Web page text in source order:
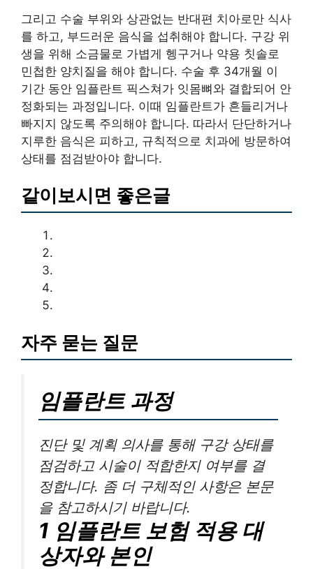
그리고 수술 부위와 상관없는 반대편 치아로만 식사
를 하고, 부드러운 음식을 섭취해야 합니다. 구강 위
생을 위해 소금물로 가볍게 헹구거나 약용 칫솔로
민첩한 양치질을 해야 합니다. 수술 후 34개월 이
기간 동안 임플란트 픽스쳐가 잇몸뼈와 결합되어 안
정화되는 과정입니다. 이때 임플란트가 흔들리거나
빠지지 않도록 주의해야 합니다. 따라서 단단하거나
지루한 음식은 피하고, 규칙적으로 치과에 방문하여
상태를 점검받아야 합니다.
같이보시면 좋은글
자주 묻는 질문
임플란트 과정
진단 및 계획 의사를 통해 구강 상태를
점검하고 시술이 적합한지 여부를 결
정합니다. 좀 더 구체적인 사항은 본문
을 참고하시기 바랍니다.
1 임플란트 보험 적용 대
상자와 본인